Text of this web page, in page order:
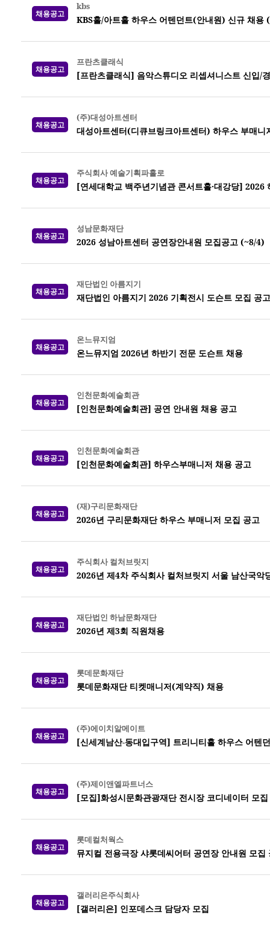
채용공고
kbs
KBS홀/아트홀 하우스 어텐던트(안내원) 신규 채용
채용공고
프란츠클래식
[프란츠클래식] 음악스튜디오 리셉셔니스트 신입/
채용공고
(주)대성아트센터
대성아트센터(디큐브링크아트센터) 하우스 부매니
채용공고
주식회사 예술기획파홀로
[연세대학교 백주년기념관 콘서트홀·대강당] 2026
채용공고
성남문화재단
2026 성남아트센터 공연장안내원 모집공고 (~8/4)
채용공고
재단법인 아름지기
재단법인 아름지기 2026 기획전시 도슨트 모집 공고
채용공고
온느뮤지엄
온느뮤지엄 2026년 하반기 전문 도슨트 채용
채용공고
인천문화예술회관
[인천문화예술회관] 공연 안내원 채용 공고
채용공고
인천문화예술회관
[인천문화예술회관] 하우스부매니저 채용 공고
채용공고
(재)구리문화재단
2026년 구리문화재단 하우스 부매니저 모집 공고
채용공고
주식회사 컬처브릿지
2026년 제4차 주식회사 컬처브릿지 서울 남산국악
채용공고
재단법인 하남문화재단
2026년 제3회 직원채용
채용공고
롯데문화재단
롯데문화재단 티켓매니저(계약직) 채용
채용공고
(주)에이치알메이트
[신세계남산-동대입구역] 트리니티홀 하우스 어텐
채용공고
(주)제이앤엘파트너스
[모집]화성시문화관광재단 전시장 코디네이터 모집
채용공고
롯데컬처웍스
뮤지컬 전용극장 샤롯데씨어터 공연장 안내원 모
채용공고
갤러리은주식회사
[갤러리은] 인포데스크 담당자 모집